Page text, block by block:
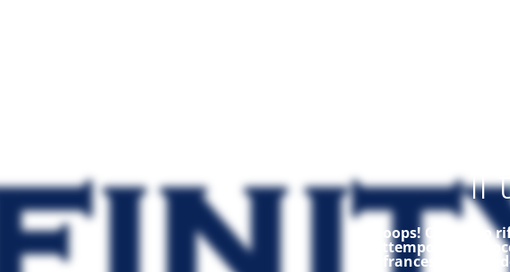
il
Ooops! Ci stiamo
frattempo, dai
francese ed in